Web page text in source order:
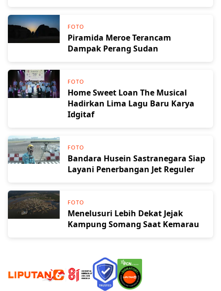
FOTO
Piramida Meroe Terancam
Dampak Perang Sudan
FOTO
Home Sweet Loan The Musical
Hadirkan Lima Lagu Baru Karya
Idgitaf
FOTO
Bandara Husein Sastranegara Siap
Layani Penerbangan Jet Reguler
FOTO
Menelusuri Lebih Dekat Jejak
Kampung Somang Saat Kemarau